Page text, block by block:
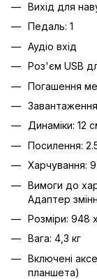
Вихід для
Педаль: 1
Аудіо вхід
Роз'єм USB
Погашення
Динаміки: 12
Посилення:
Харчування:
Вимоги до
Адаптер
Розміри: 948
Вага: 4,3 кг
Включені
планшета)